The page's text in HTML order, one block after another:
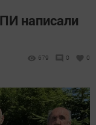
написали
679 0 0